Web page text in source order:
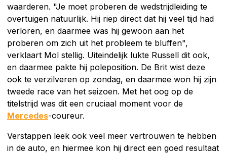
waarderen. "Je moet proberen de wedstrijdleiding te
overtuigen natuurlijk. Hij riep direct dat hij veel tijd had
verloren, en daarmee was hij gewoon aan het
proberen om zich uit het probleem te bluffen",
verklaart Mol stellig. Uiteindelijk lukte Russell dit ook,
en daarmee pakte hij poleposition. De Brit wist deze
ook te verzilveren op zondag, en daarmee won hij zijn
tweede race van het seizoen. Met het oog op de
titelstrijd was dit een cruciaal moment voor de
Mercedes-coureur.
Verstappen leek ook veel meer vertrouwen te hebben
in de auto, en hiermee kon hij direct een goed resultaat